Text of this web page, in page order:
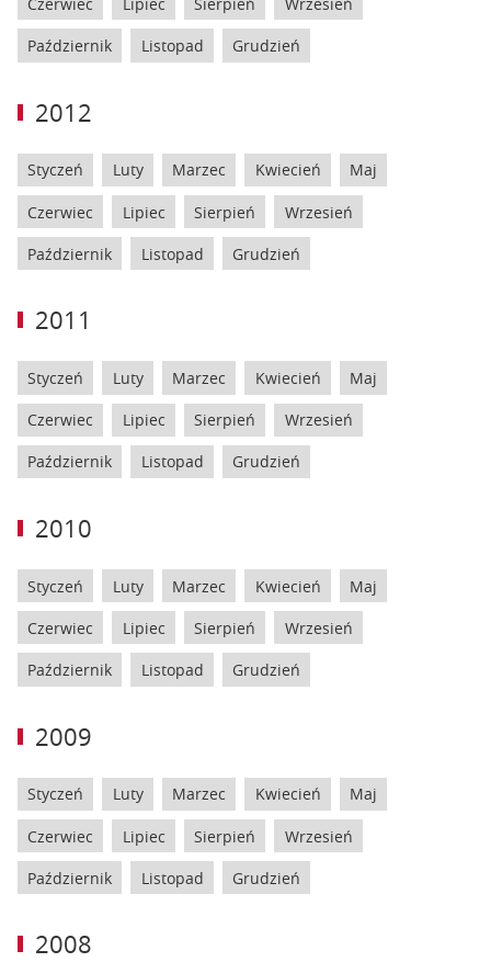
Październik Listopad Grudzień
2012
Styczeń Luty Marzec Kwiecień Maj
Czerwiec Lipiec Sierpień Wrzesień
Październik Listopad Grudzień
2011
Styczeń Luty Marzec Kwiecień Maj
Czerwiec Lipiec Sierpień Wrzesień
Październik Listopad Grudzień
2010
Styczeń Luty Marzec Kwiecień Maj
Czerwiec Lipiec Sierpień Wrzesień
Październik Listopad Grudzień
2009
Styczeń Luty Marzec Kwiecień Maj
Czerwiec Lipiec Sierpień Wrzesień
Październik Listopad Grudzień
2008